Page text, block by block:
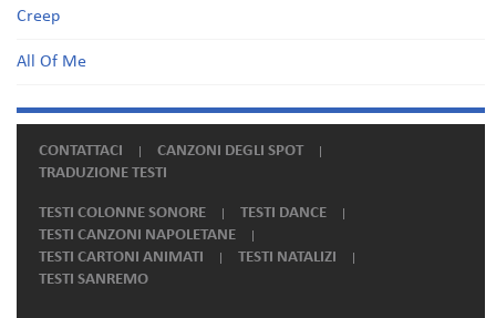
Creep
All Of Me
CONTATTACI
CANZONI DEGLI SPOT
TRADUZIONE TESTI
TESTI COLONNE SONORE
TESTI DANCE
TESTI CANZONI NAPOLETANE
TESTI CARTONI ANIMATI
TESTI NATALIZI
TESTI SANREMO